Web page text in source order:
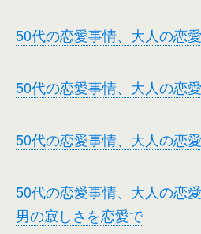
50代の恋愛事情、大人の恋
50代の恋愛事情、大人の恋
50代の恋愛事情、大人の恋
50代の恋愛事情、大人の恋
男の寂しさを恋愛で